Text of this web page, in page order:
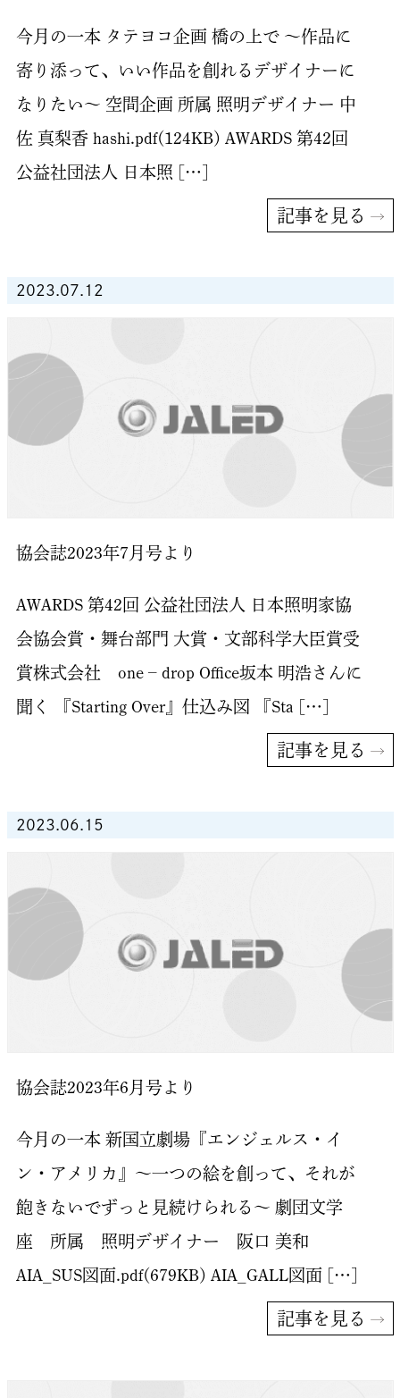
今月の一本 タテヨコ企画 橋の上で ～作品に
寄り添って、いい作品を創れるデザイナーに
なりたい～ 空間企画 所属 照明デザイナー 中
佐 真梨香 hashi.pdf(124KB) AWARDS 第42回
公益社団法人 日本照 […]
記事を見る
2023.07.12
協会誌2023年7月号より
AWARDS 第42回 公益社団法人 日本照明家協
会協会賞・舞台部門 大賞・文部科学大臣賞受
賞株式会社 one – drop Office坂本 明浩さんに
聞く 『Starting Over』仕込み図 『Sta […]
記事を見る
2023.06.15
協会誌2023年6月号より
今月の一本 新国立劇場『エンジェルス・イ
ン・アメリカ』～一つの絵を創って、それが
飽きないでずっと見続けられる～ 劇団文学
座 所属 照明デザイナー 阪口 美和
AIA_SUS図面.pdf(679KB) AIA_GALL図面 […]
記事を見る